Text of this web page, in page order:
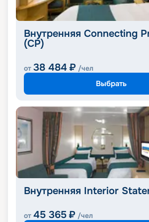
Внутренняя Connecting
(CP)
от 38 484 ₽ /чел
Выбрать
Внутренняя Interior
от 45 365 ₽ /чел